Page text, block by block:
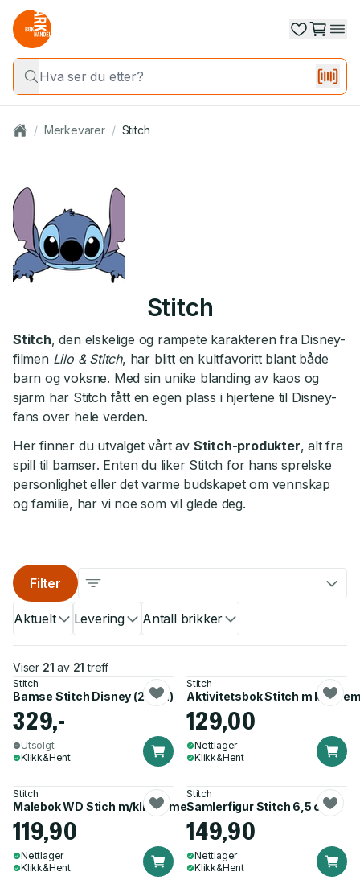
/ Merkevarer / Stitch
Stitch
Stitch, den elskelige og rampete karakteren fra Disney-
filmen Lilo & Stitch, har blitt en kultfavoritt blant både
barn og voksne. Med sin unike blanding av kaos og
sjarm har Stitch fått en egen plass i hjertene til Disney-
fans over hele verden.
Her finner du utvalget vårt av Stitch-produkter, alt fra
spill til bamser. Enten du liker Stitch for hans sprelske
personlighet eller det varme budskapet om vennskap
og familie, har vi noe som vil glede deg.
Aktuelt Levering Antall brikker
Filter
Viser 21 av 21 treff
Stitch
Bamse Stitch Disney (25cm)
329,-
Utsolgt
Klikk&Hent
Stitch
Aktivitetsbok Stitch m
129,00
Nettlager
Klikk&Hent
Stitch
Malebok WD Stich m/klistremerker
119,90
Nettlager
Klikk&Hent
Stitch
Samlerfigur Stitch 6,5 cm
149,90
Nettlager
Klikk&Hent